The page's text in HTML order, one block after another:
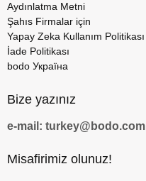
Aydınlatma Metni
Şahıs Firmalar için
Yapay Zeka Kullanım Politikası
İade Politikası
bodo Україна
Bize yazınız
e-mail: turkey@bodo.com
Misafirimiz olunuz!